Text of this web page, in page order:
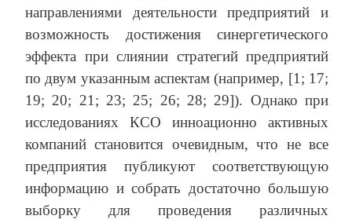
направлениями деятельности предприятий и
возможность достижения синергетического
эффекта при слиянии стратегий предприятий
по двум указанным аспектам (например, [1; 17;
19; 20; 21; 23; 25; 26; 28; 29]). Однако при
исследованиях КСО инноационно активных
компаний становится очевидным, что не все
предприятия публикуют соответствующую
информацию и собрать достаточно большую
выборку для проведения различных